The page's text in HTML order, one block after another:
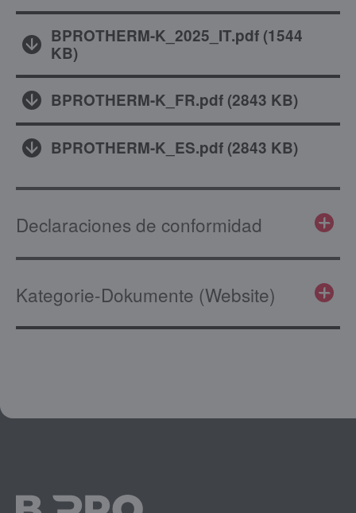
BPROTHERM-K_2025_IT.pdf(1544
KB)
BPROTHERM-K_FR.pdf (2843 KB)
BPROTHERM-K_ES.pdf (2843 KB)
Declaraciones de conformidad
Kategorie-Dokumente (Website)